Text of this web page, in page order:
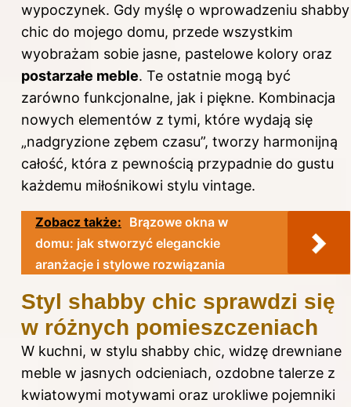
wypoczynek. Gdy myślę o wprowadzeniu shabby
chic do mojego domu, przede wszystkim
wyobrażam sobie jasne, pastelowe kolory oraz
postarzałe meble. Te ostatnie mogą być
zarówno funkcjonalne, jak i piękne. Kombinacja
nowych elementów z tymi, które wydają się
„nadgryzione zębem czasu”, tworzy harmonijną
całość, która z pewnością przypadnie do gustu
każdemu miłośnikowi stylu vintage.
Zobacz także: Brązowe okna w
domu: jak stworzyć eleganckie
aranżacje i stylowe rozwiązania
Styl shabby chic sprawdzi się
w różnych pomieszczeniach
W kuchni, w stylu shabby chic, widzę drewniane
meble w jasnych odcieniach, ozdobne talerze z
kwiatowymi motywami oraz urokliwe pojemniki